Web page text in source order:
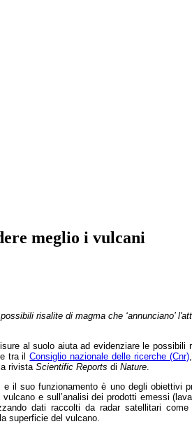
meglio i vulcani
risalite di magma che ‘annunciano’
al suolo aiuta ad evidenziare le
tra ilConsiglio nazionale delle ricerche (Cnr)
rivista Scientific Reports di Nature
il suo funzionamento è uno degli
e sull’analisi dei prodotti emessi
dati raccolti da radar satellitari
superficie del vulcano.